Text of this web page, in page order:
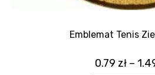
Emblemat Tenis
0.79 zł –